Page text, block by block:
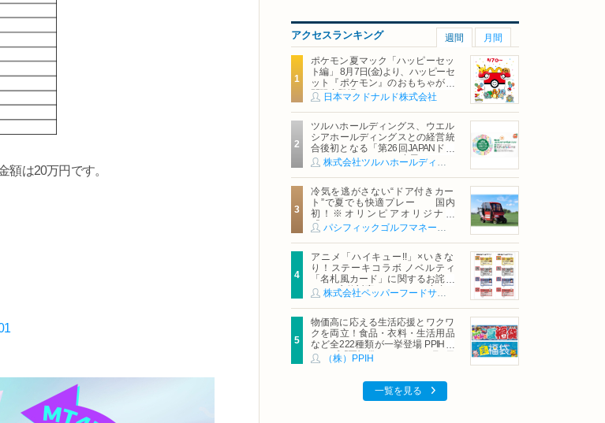
は20万円です。
アクセスランキング 週間 月間
ポケモン夏マック「ハッピーセッ
ト編」 8月7日(金)より、ハッピーセ
ット『ポケモン』のおもちゃが期
間限定登場
日本マクドナルド株式会社
ツルハホールディングス、ウエル
シアホールディングスとの経営統
合後初となる「第26回JAPANドラ
ッグストアショー」に出展
冷気を逃がさない“ドア付きカー
ト”で夏でも快適プレー 国内
初！※オリンピアオリジナル
「AirCon Cart（エアコンカー
ト）」導入 | ＰＧＭ
アニメ「ハイキュー!!」×いきな
り！ステーキコラボ ノベルティ
「名札風カード」に関するお詫び
および交換対応についてのご案内
物価高に応える生活応援とワクワ
クを両立！食品・衣料・生活用品
など全222種類が一挙登場 PPIHグ
ループ「夏福袋」＆セール 8月6日
(木)より順次スタート
（株）PPIH
一覧を見る